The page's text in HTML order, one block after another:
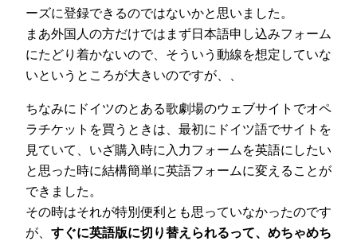
ーズに登録できるのではないかと思いました。
まあ外国人の方だけではまず日本語申し込みフォーム
にたどり着かないので、そういう動線を想定していな
いというところが大きいのですが、、
ちなみにドイツのとある歌劇場のウェブサイトでオペ
ラチケットを買うときは、最初にドイツ語でサイトを
見ていて、いざ購入時に入力フォームを英語にしたい
と思った時に結構簡単に英語フォームに変えることが
できました。
その時はそれが特別便利とも思っていなかったのです
が、 すぐに英語版に切り替えられるって、めちゃめち